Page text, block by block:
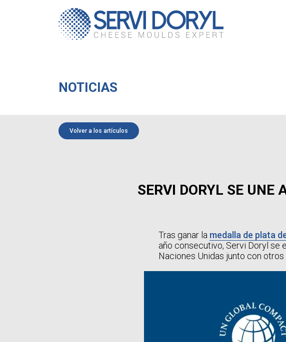
NOTICIAS
Volver a los artículos
SERVI DORYL SE UNE
Tras ganar la medalla de plata
año consecutivo, Servi Doryl se
Naciones Unidas junto con